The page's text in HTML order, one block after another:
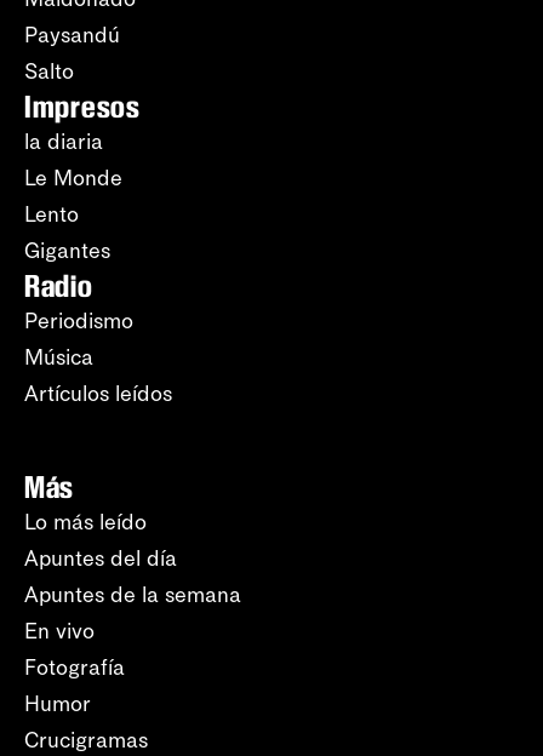
Paysandú
Salto
Impresos
la diaria
Le Monde
Lento
Gigantes
Radio
Periodismo
Música
Artículos leídos
Más
Lo más leído
Apuntes del día
Apuntes de la semana
En vivo
Fotografía
Humor
Crucigramas